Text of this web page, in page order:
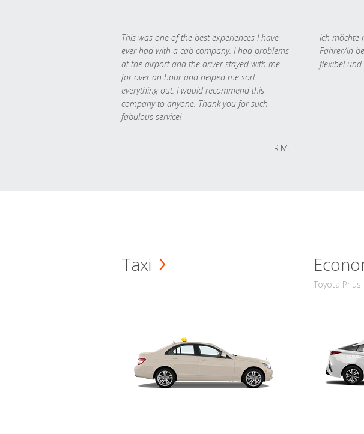
This was one of the best experiences I have
ever had with a cab company. I had problems
at the airport and the driver stayed with me
for over an hour and helped me sort
everything out. I would recommend this
company to anyone. Thank you for such
fabulous service!
R.M.
Ich möchte
Fahrer/in
flexibel und
Taxi
Toyota